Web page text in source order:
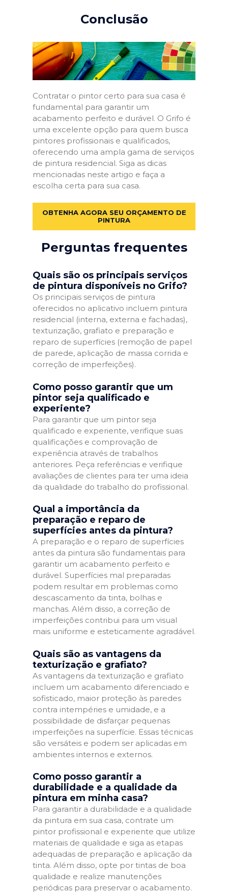
Conclusão
Contratar o pintor certo para sua casa é
fundamental para garantir um
acabamento perfeito e durável. O Grifo é
uma excelente opção para quem busca
pintores profissionais e qualificados,
oferecendo uma ampla gama de serviços
de pintura residencial. Siga as dicas
mencionadas neste artigo e faça a
escolha certa para sua casa.
OBTENHA AGORA SEU ORÇAMENTO DE
PINTURA
Perguntas frequentes
Quais são os principais serviços
de pintura disponíveis no Grifo?
Os principais serviços de pintura
oferecidos no aplicativo incluem pintura
residencial (interna, externa e fachadas),
texturização, grafiato e preparação e
reparo de superfícies (remoção de papel
de parede, aplicação de massa corrida e
correção de imperfeições).
Como posso garantir que um
pintor seja qualificado e
experiente?
Para garantir que um pintor seja
qualificado e experiente, verifique suas
qualificações e comprovação de
experiência através de trabalhos
anteriores. Peça referências e verifique
avaliações de clientes para ter uma ideia
da qualidade do trabalho do profissional.
Qual a importância da
preparação e reparo de
superfícies antes da pintura?
A preparação e o reparo de superfícies
antes da pintura são fundamentais para
garantir um acabamento perfeito e
durável. Superfícies mal preparadas
podem resultar em problemas como
descascamento da tinta, bolhas e
manchas. Além disso, a correção de
imperfeições contribui para um visual
mais uniforme e esteticamente agradável.
Quais são as vantagens da
texturização e grafiato?
As vantagens da texturização e grafiato
incluem um acabamento diferenciado e
sofisticado, maior proteção às paredes
contra intempéries e umidade, e a
possibilidade de disfarçar pequenas
imperfeições na superfície. Essas técnicas
são versáteis e podem ser aplicadas em
ambientes internos e externos.
Como posso garantir a
durabilidade e a qualidade da
pintura em minha casa?
Para garantir a durabilidade e a qualidade
da pintura em sua casa, contrate um
pintor profissional e experiente que utilize
materiais de qualidade e siga as etapas
adequadas de preparação e aplicação da
tinta. Além disso, opte por tintas de boa
qualidade e realize manutenções
periódicas para preservar o acabamento.